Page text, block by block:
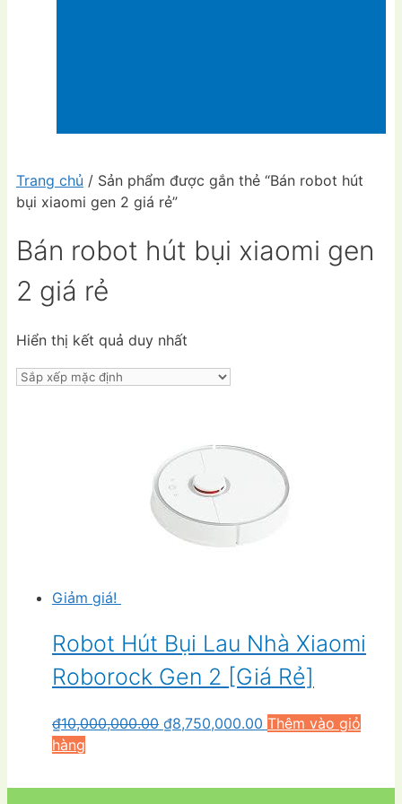
Trang chủ / Sản phẩm được gắn thẻ “Bán robot hút
bụi xiaomi gen 2 giá rẻ”
Bán robot hút bụi xiaomi gen
2 giá rẻ
Hiển thị kết quả duy nhất
Giảm giá!
Robot Hút Bụi Lau Nhà Xiaomi
Roborock Gen 2 [Giá Rẻ]
₫10,000,000.00 Giá
₫10,000,000.00.
₫8,750,000.00 Giá
là:
Thêm vào giỏ
hàng